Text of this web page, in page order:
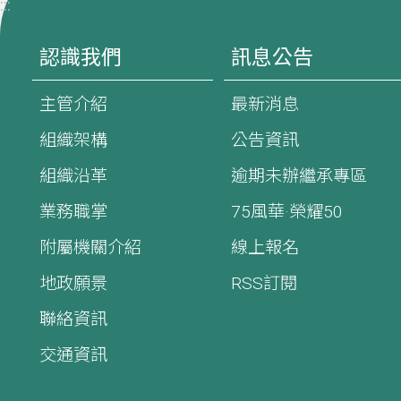
:::
認識我們
主管介紹
組織架構
組織沿革
業務職掌
附屬機關介紹
地政願景
聯絡資訊
交通資訊
訊息公告
最新消息
公告資訊
逾期未辦繼承專區
75風華·榮耀50
線上報名
RSS訂閱